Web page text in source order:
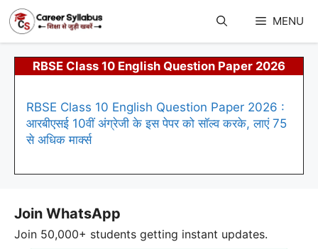
content
MENU
RBSE Class 10 English Question Paper 2026
RBSE Class 10 English Question Paper 2026 :
आरबीएसई 10वीं अंग्रेजी के इस पेपर को सॉल्व करके, लाएं 75
से अधिक मार्क्स
Join WhatsApp
Join 50,000+ students getting instant updates.